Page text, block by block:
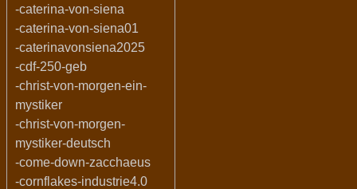
-caterina-von-siena
-caterina-von-siena01
-caterinavonsiena2025
-cdf-250-geb
-christ-von-morgen-ein-
mystiker
-christ-von-morgen-
mystiker-deutsch
-come-down-zacchaeus
-cornflakes-industrie4.0